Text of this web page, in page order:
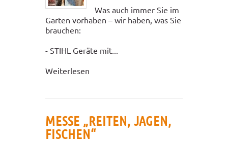
Was auch immer Sie im
Garten vorhaben – wir haben, was Sie
brauchen:
- STIHL Geräte mit...
Weiterlesen
MESSE „REITEN, JAGEN,
FISCHEN“